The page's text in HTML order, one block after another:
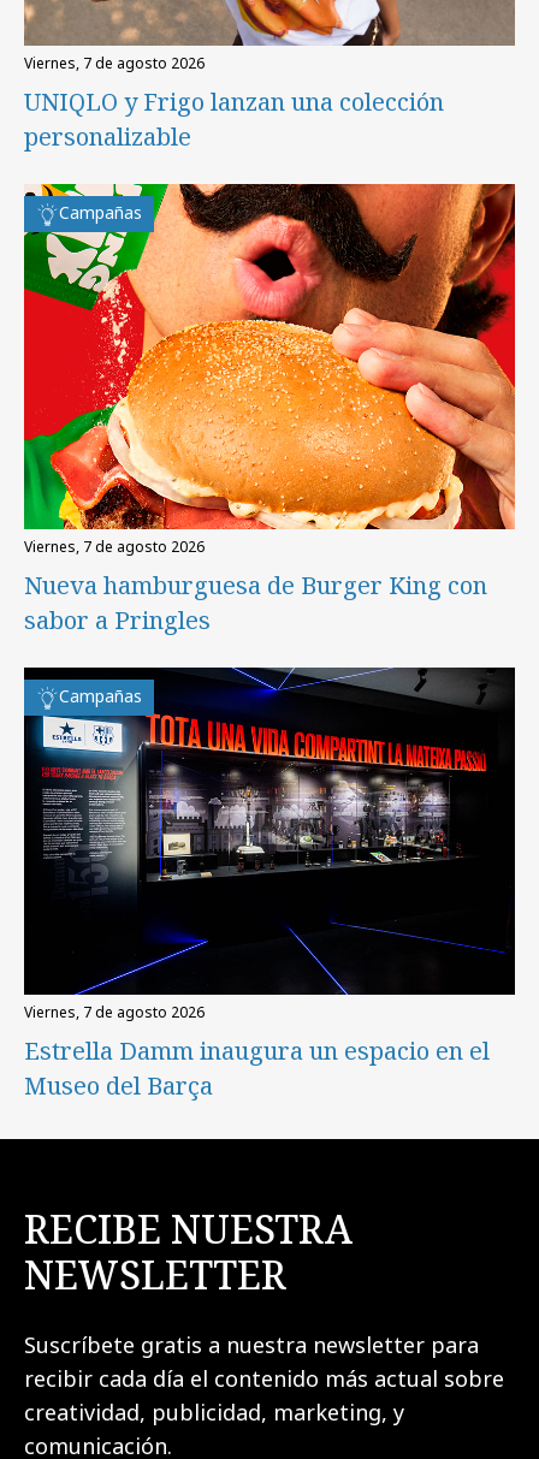
viernes, 7 de agosto 2026
UNIQLO y Frigo lanzan una colección
personalizable
Campañas
viernes, 7 de agosto 2026
Nueva hamburguesa de Burger King con
sabor a Pringles
Campañas
viernes, 7 de agosto 2026
Estrella Damm inaugura un espacio en el
Museo del Barça
RECIBE NUESTRA
NEWSLETTER
Suscríbete gratis a nuestra newsletter para
recibir cada día el contenido más actual sobre
creatividad, publicidad, marketing, y
comunicación.